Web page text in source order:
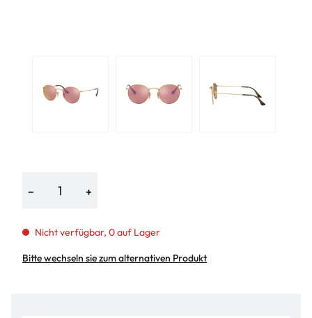
− +
Nicht verfügbar, 0 auf Lager
Bitte wechseln sie zum alternativen Produkt